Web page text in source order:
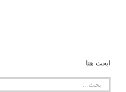
ابحث هنا
البحث